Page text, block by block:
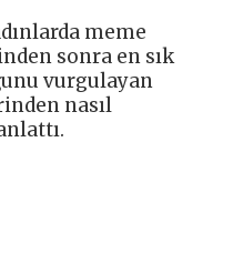
meme
sonra en sık
vurgulayan
nasıl